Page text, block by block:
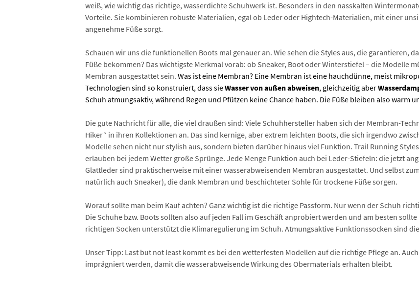
weiß, wie wichtig das richtige, wasserdichte Schuhwerk ist. Besonders in den nasskalten
Vorteile. Sie kombinieren robuste Materialien, egal ob Leder oder Hightech-Materialien, mit einer
angenehme Füße sorgt.
Schauen wir uns die funktionellen Boots mal genauer an. Wie sehen die Styles aus, die garantieren,
Füße bekommen? Das wichtigste Merkmal vorab: ob Sneaker, Boot oder Winterstiefel – die Modelle
Membran ausgestattet sein. Was ist eine Membran? Eine Membran ist eine hauchdünne, meist
Technologien sind so konstruiert, dass sieWasser von außen abweisen, gleichzeitig aber
Schuh atmungsaktiv, während Regen und Pfützen keine Chance haben. Die Füße bleiben also warm
Die gute Nachricht für alle, die viel draußen sind: Viele Schuhhersteller haben sich der Membran-
Hiker“ in ihren Kollektionen an. Das sind kernige, aber extrem leichten Boots, die sich irgendwo
Modelle sehen nicht nur stylish aus, sondern bieten darüber hinaus viel Funktion. Trail Running
erlauben bei jedem Wetter große Sprünge. Jede Menge Funktion auch bei Leder-Stiefeln: die jetzt
Glattleder sind praktischerweise mit einer wasserabweisenden Membran ausgestattet. Und selbst
natürlich auch Sneaker), die dank Membran und beschichteter Sohle für trockene Füße sorgen.
Worauf sollte man beim Kauf achten? Ganz wichtig ist die richtige Passform. Nur wenn der Schuh
Die Schuhe bzw. Boots sollten also auf jeden Fall im Geschäft anprobiert werden und am besten
richtigen Socken unterstützt die Klimaregulierung im Schuh. Atmungsaktive Funktionssocken sind
Unser Tipp: Last but not least kommt es bei den wetterfesten Modellen auf die richtige Pflege an.
imprägniert werden, damit die wasserabweisende Wirkung des Obermaterials erhalten bleibt.